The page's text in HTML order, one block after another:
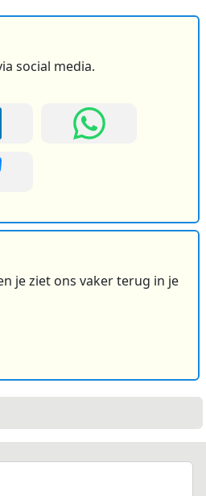
social media.
je ziet ons vaker terug in je